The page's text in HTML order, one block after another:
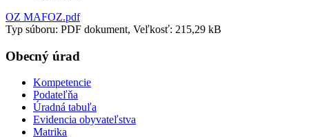
OZ MAFOZ.pdf
Typ súboru: PDF dokument, Veľkosť: 215,29 kB
Obecný úrad
Kompetencie
Podateľňa
Úradná tabuľa
Evidencia obyvateľstva
Matrika